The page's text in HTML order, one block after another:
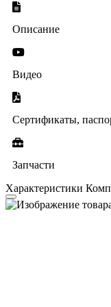
Описание
Видео
Сертификаты,
Запчасти
Характеристики